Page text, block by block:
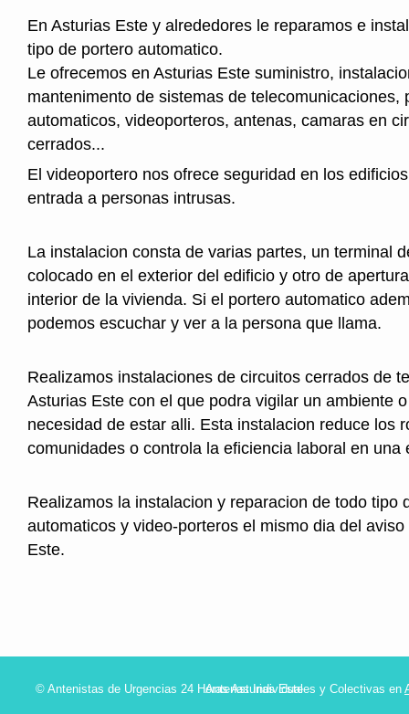
En Asturias Este y alrededores le reparamos e
tipo de portero automatico.
Le ofrecemos en Asturias Este suministro,
mantenimento de sistemas de telecomunicaciones,
automaticos, videoporteros, antenas, camaras en
cerrados...
El videoportero nos ofrece seguridad en los
entrada a personas intrusas.
La instalacion consta de varias partes, un terminal
colocado en el exterior del edificio y otro de
interior de la vivienda. Si el portero automatico
podemos escuchar y ver a la persona que llama.
Realizamos instalaciones de circuitos cerrados de
Asturias Este con el que podra vigilar un ambiente
necesidad de estar alli. Esta instalacion reduce los
comunidades o controla la eficiencia laboral en una
Realizamos la instalacion y reparacion de todo tipo
automaticos y video-porteros el mismo dia del
Este.
© Antenistas de Urgencias 24 Horas Asturias EsteAntenas Individuales y Colectivas en